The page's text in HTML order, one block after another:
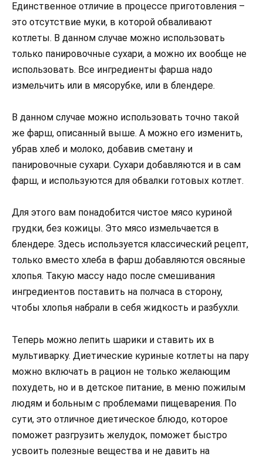
Единственное отличие в процессе приготовления –
это отсутствие муки, в которой обваливают
котлеты. В данном случае можно использовать
только панировочные сухари, а можно их вообще не
использовать. Все ингредиенты фарша надо
измельчить или в мясорубке, или в блендере.
В данном случае можно использовать точно такой
же фарш, описанный выше. А можно его изменить,
убрав хлеб и молоко, добавив сметану и
панировочные сухари. Сухари добавляются и в сам
фарш, и используются для обвалки готовых котлет.
Для этого вам понадобится чистое мясо куриной
грудки, без кожицы. Это мясо измельчается в
блендере. Здесь используется классический рецепт,
только вместо хлеба в фарш добавляются овсяные
хлопья. Такую массу надо после смешивания
ингредиентов поставить на полчаса в сторону,
чтобы хлопья набрали в себя жидкость и разбухли.
Теперь можно лепить шарики и ставить их в
мультиварку. Диетические куриные котлеты на пару
можно включать в рацион не только желающим
похудеть, но и в детское питание, в меню пожилым
людям и больным с проблемами пищеварения. По
сути, это отличное диетическое блюдо, которое
поможет разгрузить желудок, поможет быстро
усвоить полезные вещества и не давить на